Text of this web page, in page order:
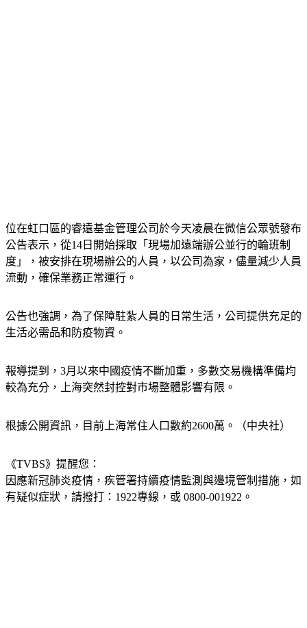
位在虹口區的睿遠基金管理公司於今天凌晨在微信公眾號發布
公告表示，從14日開始採取「現場加遠端辦公並行的輪班制
度」，被安排在現場辦公的人員，以公司為家，儘量減少人員
流動，確保業務正常運行。
公告也強調，為了保障駐紮人員的日常生活，公司提供充足的
生活必需品和防疫物資。
報導提到，3月以來中國疫情不斷加重，多數交易機構準備均
較為充分，上海突然封控對市場整體影響有限。
根據公開資訊，目前上海常住人口數約2600萬。（中央社）
《TVBS》提醒您：
因應新冠肺炎疫情，疾管署持續疫情監測與邊境管制措施， 如
有疑似症狀，請撥打：1922專線，或 0800-001922。